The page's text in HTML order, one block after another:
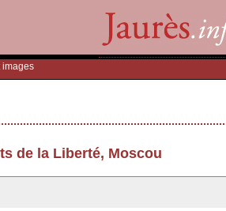
images
de la Liberté, Moscou